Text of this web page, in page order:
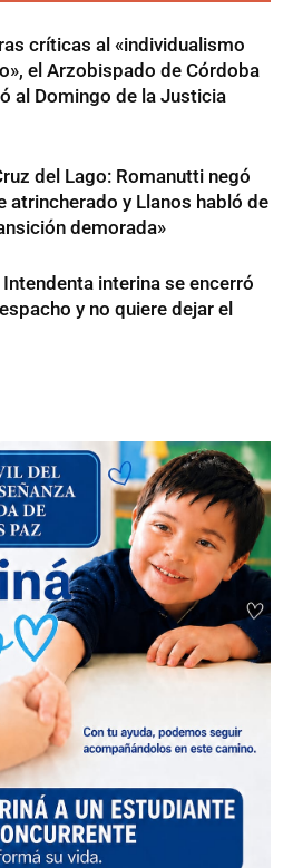
críticas al «individualismo
el Arzobispado de Córdoba
al Domingo de la Justicia
del Lago: Romanutti negó
atrincherado y Llanos habló de
demorada»
Intendenta interina se encerró
y no quiere dejar el